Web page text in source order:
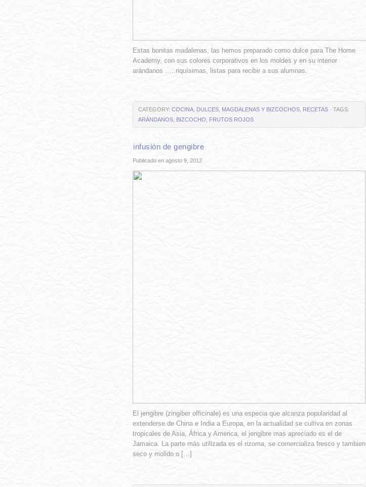
Estas bonitas madalenas, las hemos preparado como dulce para The Home
Academy, con sus colores corporativos en los moldes y en su interior
arándanos …..riquísimas, listas para recibir a sus alumnas.
CATEGORY: COCINA DULCES MAGDALENAS Y BIZCOCHOS RECETAS · TAGS:
ARÁNDANOS BIZCOCHO FRUTOS ROJOS
infusión de gengibre
Publicado en agosto 9, 2012
El jengibre (zingiber officinale) es una especia que alcanza popularidad al
extenderse de China e India a Europa, en la actualidad se cultiva en zonas
tropicales de Asia, África y América, el jengibre mas apreciado es el de
Jamaica. La parte más utilizada es el rizoma, se comercializa fresco y tambien
seco y molido o […]